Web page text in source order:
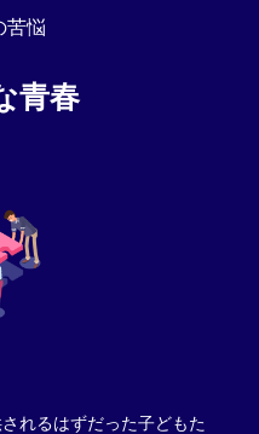
苦悩
青春
れるはずだった子どもた